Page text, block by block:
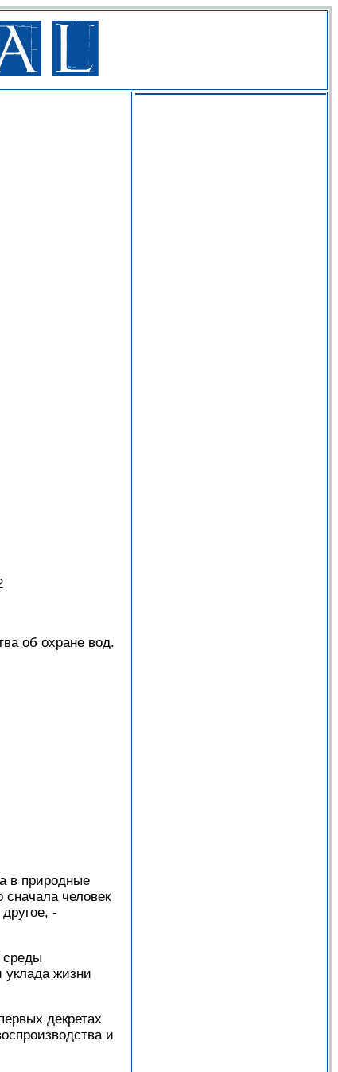
об охране вод.
в природные
сначала человек
-
среды
уклада жизни
декретах
и